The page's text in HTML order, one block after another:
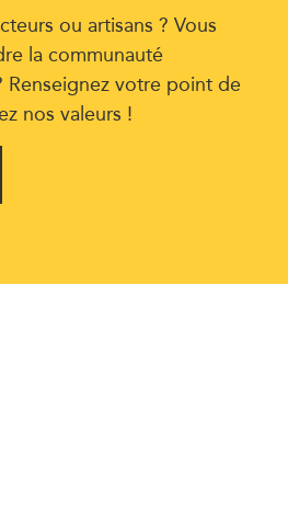
ou artisans ? Vous
la communauté
Renseignez votre point de
nos valeurs !